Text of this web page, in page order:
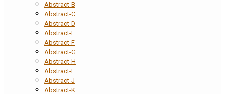
Abstract-B
Abstract-C
Abstract-D
Abstract-E
Abstract-F
Abstract-G
Abstract-H
Abstract-I
Abstract-J
Abstract-K